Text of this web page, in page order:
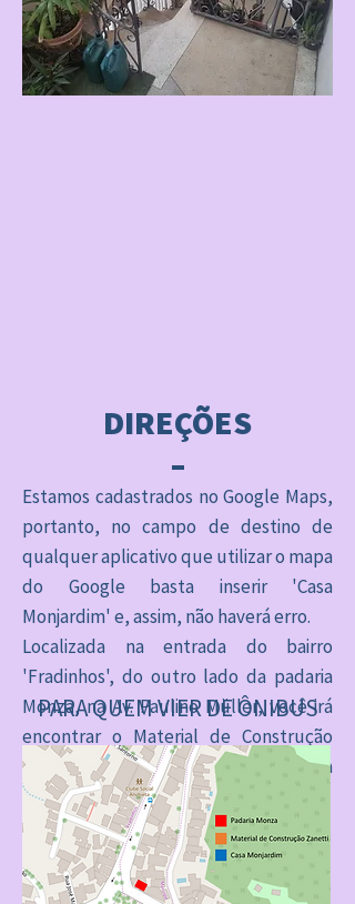
DIREÇÕES
Estamos cadastrados no Google Maps,
portanto, no campo de destino de
qualquer aplicativo que utilizar o mapa
do Google basta inserir 'Casa
Monjardim' e, assim, não haverá erro.
Localizada na entrada do bairro
'Fradinhos', do outro lado da padaria
Monza, na Av. Paulino Müller, você irá
encontrar o Material de Construção
Zanetti. E nossa rua está localizada
exatamente atrás desta loja!
PARA QUEM VIER DE ÔNIBUS